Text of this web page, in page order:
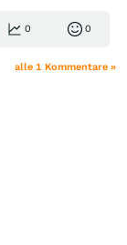
0 0
alle 1 Kommentare »